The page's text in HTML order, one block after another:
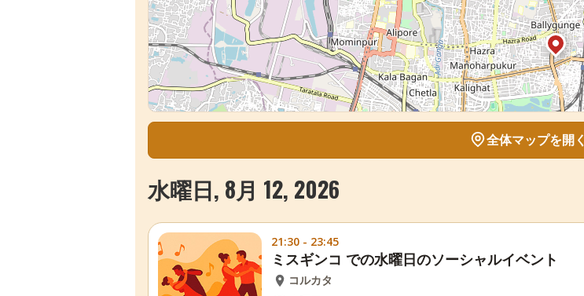
全体マップを開く
水曜日, 8月 12, 2026
21:30 - 23:45
ミスギンコ での水曜日のソーシャルイベント
コルカタ